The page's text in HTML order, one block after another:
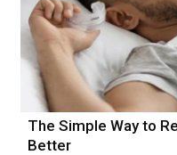
The Simple Way to
Better